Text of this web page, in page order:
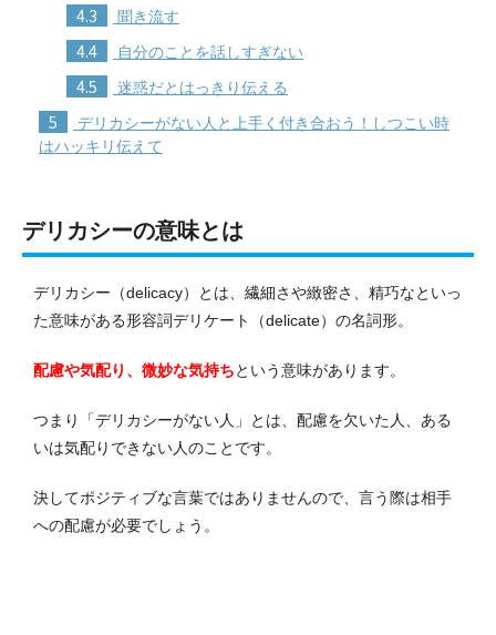
4.3 聞き流す
4.4 自分のことを話しすぎない
4.5 迷惑だとはっきり伝える
5
デリカシーがない人と上手く付き合おう！しつこい時
はハッキリ伝えて
デリカシーの意味とは
デリカシー（delicacy）とは、繊細さや緻密さ、精巧なといっ
た意味がある形容詞デリケート（delicate）の名詞形。
配慮や気配り、微妙な気持ちという意味があります。
つまり「デリカシーがない人」とは、配慮を欠いた人、ある
いは気配りできない人のことです。
決してポジティブな言葉ではありませんので、言う際は相手
への配慮が必要でしょう。